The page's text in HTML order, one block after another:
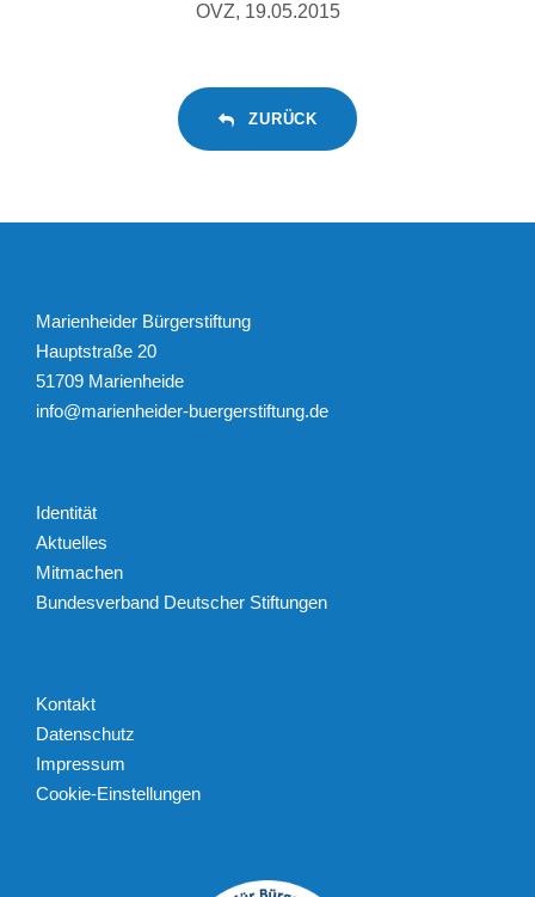
OVZ, 19.05.2015
ZURÜCK
Marienheider Bürgerstiftung
Hauptstraße 20
51709 Marienheide
info@marienheider-buergerstiftung.de
Identität
Aktuelles
Mitmachen
Bundesverband Deutscher Stiftungen
Kontakt
Datenschutz
Impressum
Cookie-Einstellungen